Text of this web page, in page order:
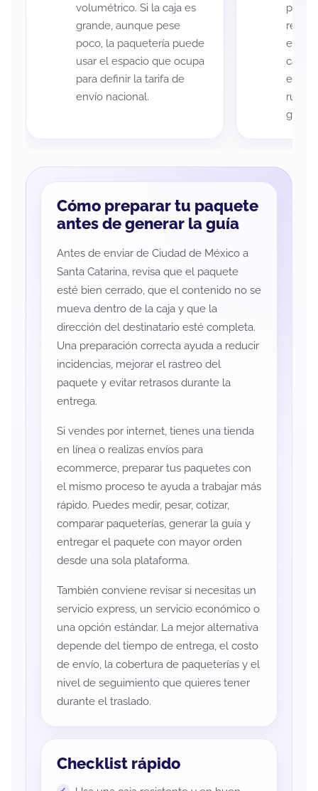
volumétrico. Si la caja es
grande, aunque pese
poco, la paquetería puede
usar el espacio que ocupa
para definir la tarifa de
envío nacional.
cada
es
ruta
guía
Cómo preparar tu paquete
antes de generar la guía
Antes de enviar de Ciudad de México a
Santa Catarina, revisa que el paquete
esté bien cerrado, que el contenido no se
mueva dentro de la caja y que la
dirección del destinatario esté completa.
Una preparación correcta ayuda a reducir
incidencias, mejorar el rastreo del
paquete y evitar retrasos durante la
entrega.
Si vendes por internet, tienes una tienda
en línea o realizas envíos para
ecommerce, preparar tus paquetes con
el mismo proceso te ayuda a trabajar más
rápido. Puedes medir, pesar, cotizar,
comparar paqueterías, generar la guía y
entregar el paquete con mayor orden
desde una sola plataforma.
También conviene revisar si necesitas un
servicio express, un servicio económico o
una opción estándar. La mejor alternativa
depende del tiempo de entrega, el costo
de envío, la cobertura de paqueterías y el
nivel de seguimiento que quieres tener
durante el traslado.
Checklist rápido